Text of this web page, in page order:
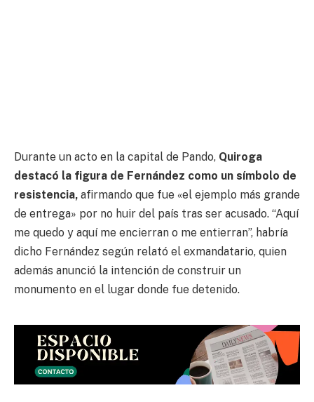
Durante un acto en la capital de Pando, Quiroga
destacó la figura de Fernández como un símbolo de
resistencia, afirmando que fue «el ejemplo más grande
de entrega» por no huir del país tras ser acusado. “Aquí
me quedo y aquí me encierran o me entierran”, habría
dicho Fernández según relató el exmandatario, quien
además anunció la intención de construir un
monumento en el lugar donde fue detenido.